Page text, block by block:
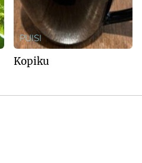
PUISI
Kopiku